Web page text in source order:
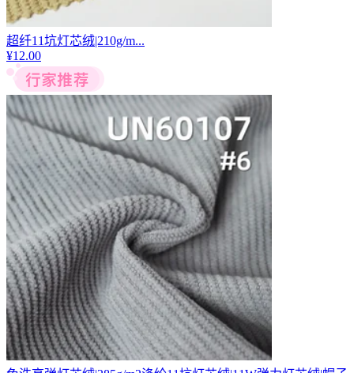
超纤11坑灯芯绒|210g/m...
¥12.00